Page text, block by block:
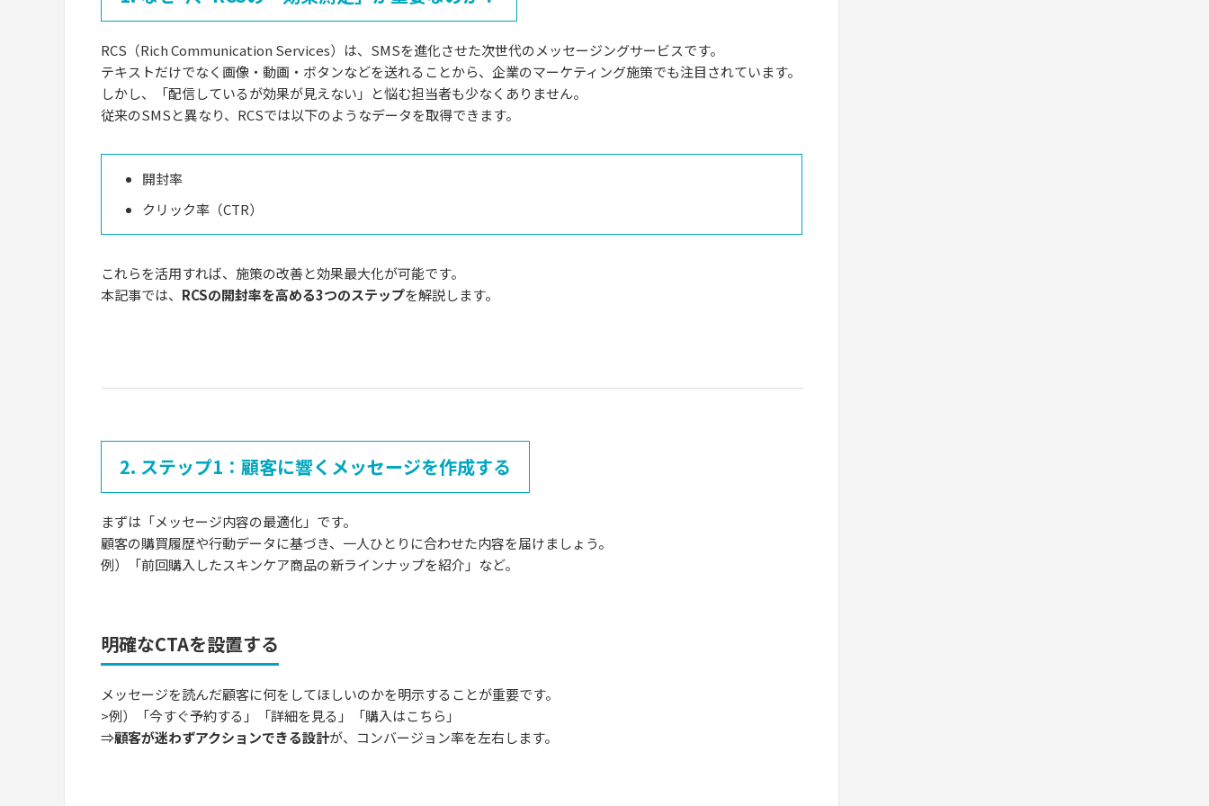
RCS（Rich Communication Services）は、SMSを進化させた次世代のメッセージングサービスです。
テキストだけでなく画像・動画・ボタンなどを送れることから、企業のマーケティング施策でも注目されています。
しかし、「配信しているが効果が見えない」と悩む担当者も少なくありません。
従来のSMSと異なり、RCSでは以下のようなデータを取得できます。
開封率
クリック率（CTR）
これらを活用すれば、施策の改善と効果最大化が可能です。
本記事では、 RCSの開封率を高める3つのステップを解説します。
2. ステップ1：顧客に響くメッセージを作成する
まずは「メッセージ内容の最適化」です。
顧客の購買履歴や行動データに基づき、一人ひとりに合わせた内容を届けましょう。
例）「前回購入したスキンケア商品の新ラインナップを紹介」など。
明確なCTAを設置する
メッセージを読んだ顧客に何をしてほしいのかを明示することが重要です。
>例）「今すぐ予約する」「詳細を見る」「購入はこちら」
⇒顧客が迷わずアクションできる設計が、コンバージョン率を左右します。